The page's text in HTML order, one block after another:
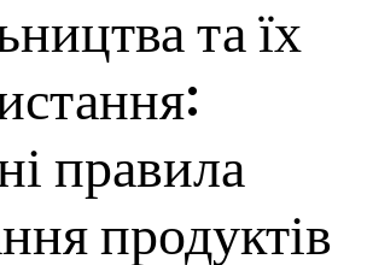
та їх
правила
продуктів